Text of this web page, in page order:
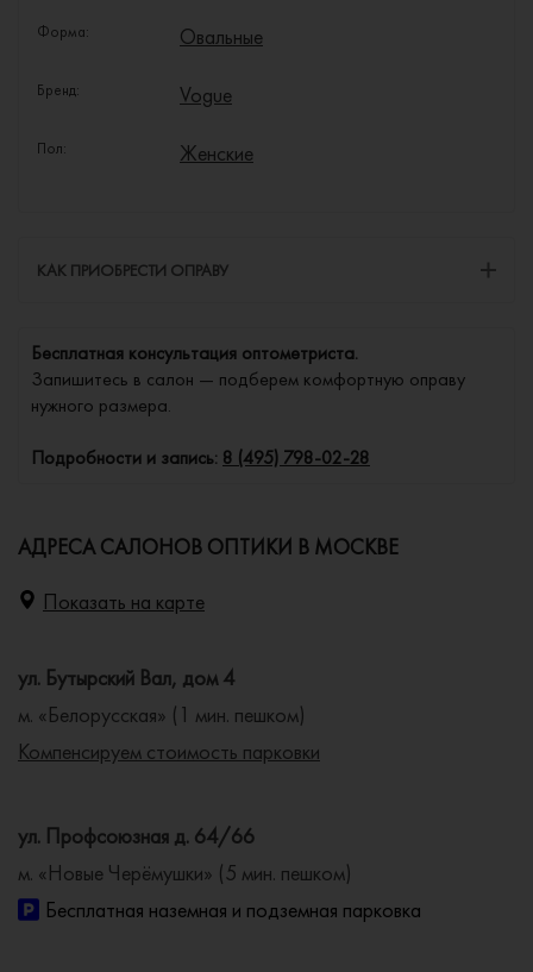
Форма: Овальные
Бренд: Vogue
Пол: Женские
КАК ПРИОБРЕСТИ ОПРАВУ
Бесплатная консультация оптометриста.
Запишитесь в салон — подберем комфортную оправу
нужного размера.
Подробности и запись: 8 (495) 798-02-28
АДРЕСА САЛОНОВ ОПТИКИ В МОСКВЕ
Показать на карте
ул. Бутырский Вал, дом 4
м. «Белорусская» (1 мин. пешком)
Компенсируем стоимость парковки
ул. Профсоюзная д. 64/66
м. «Новые Черёмушки» (5 мин. пешком)
Бесплатная наземная и подземная парковка